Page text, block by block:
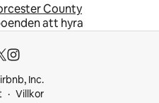
County
att hyra
Inc.
Villkor